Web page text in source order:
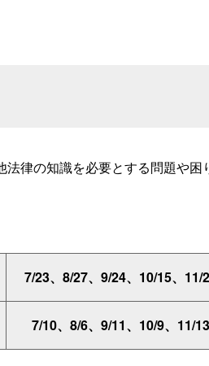
律の知識を必要とする問題や
7/23、8/27、9/24、10/15、11/
7/10、8/6、9/11、10/9、11/